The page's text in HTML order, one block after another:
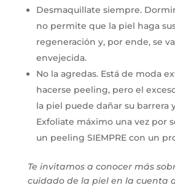
Desmaquillate siempre.
no permite que la piel haga
regeneración y, por ende, se
envejecida.
No la agredas. Está de moda
hacerse peeling, pero el
la piel puede dañar su barrera
Exfoliate máximo una vez por
un peeling SIEMPRE con un
Te invitamos a conocer más
cuidado de la piel en la cuenta